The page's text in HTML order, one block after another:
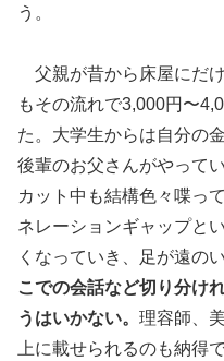
う。
父親が昔から床屋にだ
もその流れで3,000円〜
た。大学生からは自分の
後輩のお父さんがやって
カット中も結構色々喋っ
ネレーションギャップと
くなっていき、足が遠の
こでの会話など切り分け
うはいかない。 理容師、
上に載せられるのも納得